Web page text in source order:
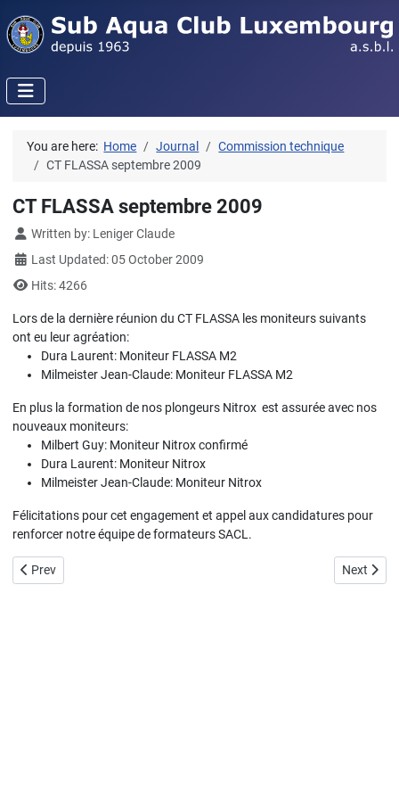
You are here: Home Journal
Commission technique
CT FLASSA septembre 2009
CT FLASSA septembre 2009
Details
Written by: Leniger Claude
Last Updated: 05 October 2009
Hits: 4266
Lors de la dernière réunion du CT FLASSA les moniteurs suivants
ont eu leur agréation:
Dura Laurent: Moniteur FLASSA M2
Milmeister Jean-Claude: Moniteur FLASSA M2
En plus la formation de nos plongeurs Nitrox est assurée avec nos
nouveaux moniteurs:
Milbert Guy: Moniteur Nitrox confirmé
Dura Laurent: Moniteur Nitrox
Milmeister Jean-Claude: Moniteur Nitrox
Félicitations pour cet engagement et appel aux candidatures pour
renforcer notre équipe de formateurs SACL.
Previous article: 5 nouveaux P2 au SACL
Prev Next
Next